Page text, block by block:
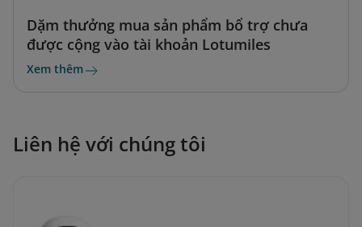
Dặm thưởng mua sản phẩm bổ trợ chưa
được cộng vào tài khoản Lotumiles
Xem thêm
Liên hệ với chúng tôi